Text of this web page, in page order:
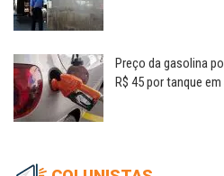
Preço da gasolina
R$ 45 por tanque